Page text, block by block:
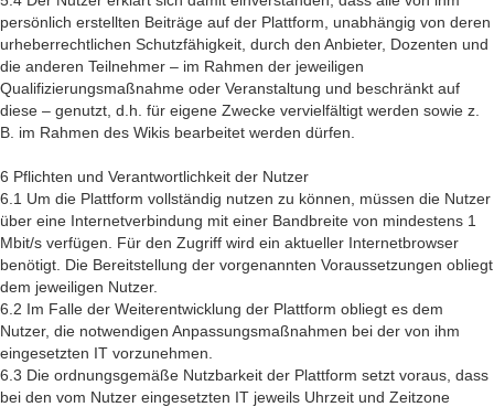
persönlich erstellten Beiträge auf der Plattform, unabhängig von deren
urheberrechtlichen Schutzfähigkeit, durch den Anbieter, Dozenten und
die anderen Teilnehmer – im Rahmen der jeweiligen
Qualifizierungsmaßnahme oder Veranstaltung und beschränkt auf
diese – genutzt, d.h. für eigene Zwecke vervielfältigt werden sowie z.
B. im Rahmen des Wikis bearbeitet werden dürfen.
6 Pflichten und Verantwortlichkeit der Nutzer
6.1 Um die Plattform vollständig nutzen zu können, müssen die Nutzer
über eine Internetverbindung mit einer Bandbreite von mindestens 1
Mbit/s verfügen. Für den Zugriff wird ein aktueller Internetbrowser
benötigt. Die Bereitstellung der vorgenannten Voraussetzungen obliegt
dem jeweiligen Nutzer.
6.2 Im Falle der Weiterentwicklung der Plattform obliegt es dem
Nutzer, die notwendigen Anpassungsmaßnahmen bei der von ihm
eingesetzten IT vorzunehmen.
6.3 Die ordnungsgemäße Nutzbarkeit der Plattform setzt voraus, dass
bei den vom Nutzer eingesetzten IT jeweils Uhrzeit und Zeitzone